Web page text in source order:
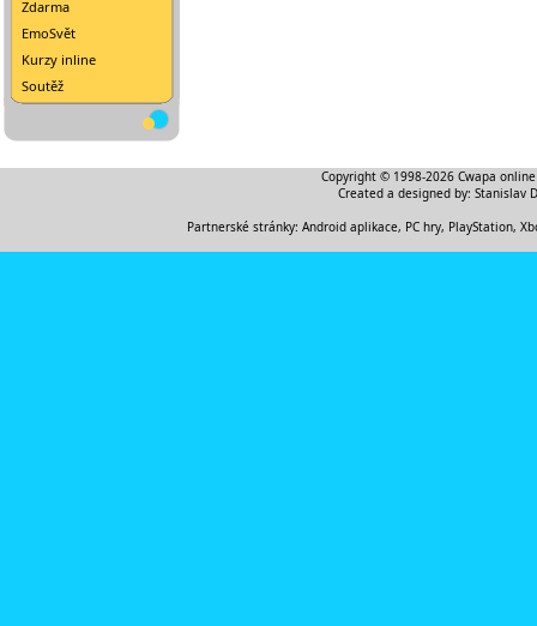
Zdarma
EmoSvět
Kurzy inline
Soutěž
Copyright © 1998-2026 Cwapa
Created a designed by: Stanislav
Partnerské stránky: Android aplikace, PC hry, PlayStation,